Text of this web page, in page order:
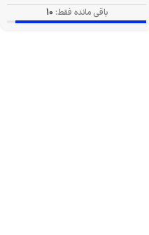
باقی مانده فقط: 10